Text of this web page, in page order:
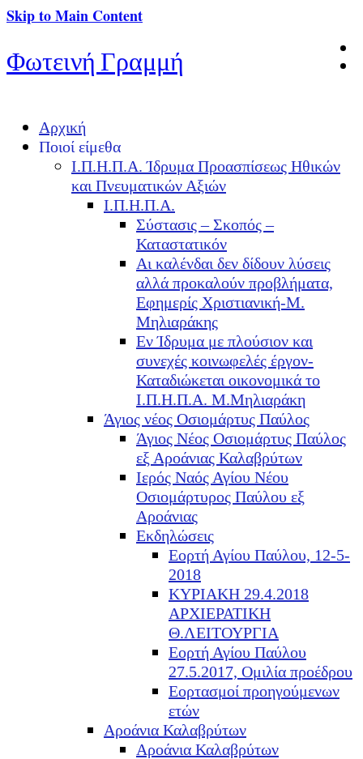
Skip to Main Content
Φωτεινή Γραμμή
Αρχική
Ποιοί είμεθα
Ι.Π.Η.Π.Α. Ίδρυμα Προασπίσεως Ηθικών
και Πνευματικών Αξιών
Ι.Π.Η.Π.Α.
Σύστασις – Σκοπός –
Καταστατικόν
Αι καλένδαι δεν δίδουν λύσεις
αλλά προκαλούν προβλήματα,
Εφημερίς Χριστιανική-Μ.
Μηλιαράκης
Εν Ίδρυμα με πλούσιον και
συνεχές κοινωφελές έργον-
Καταδιώκεται οικονομικά το
Ι.Π.Η.Π.Α. Μ.Μηλιαράκη
Άγιος νέος Οσιομάρτυς Παύλος
Άγιος Νέος Οσιομάρτυς Παύλος
εξ Αροάνιας Καλαβρύτων
Ιερός Ναός Αγίου Νέου
Οσιομάρτυρος Παύλου εξ
Αροάνιας
Εκδηλώσεις
Εορτή Αγίου Παύλου, 12-5-
2018
ΚΥΡΙΑΚΗ 29.4.2018
ΑΡΧΙΕΡΑΤΙΚΗ
Θ.ΛΕΙΤΟΥΡΓΙΑ
Εορτή Αγίου Παύλου
27.5.2017, Ομιλία προέδρου
Εορτασμοί προηγούμενων
ετών
Αροάνια Καλαβρύτων
Αροάνια Καλαβρύτων